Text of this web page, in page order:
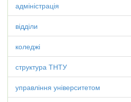
адміністрація
відділи
коледжі
структура ТНТУ
управління університетом